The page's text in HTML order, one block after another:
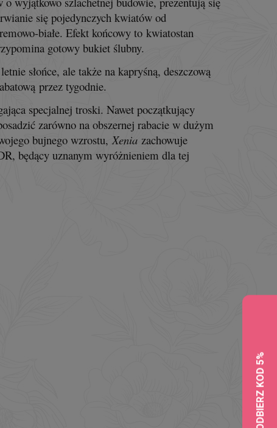
się pojedynczych kwiatów od
białe. Efekt końcowy to kwiatostan
gotowy bukiet ślubny.
słońce, ale także na kapryśną, deszczową
przez tygodnie.
specjalnej troski. Nawet początkujący
zarówno na obszernej rabacie w dużym
bujnego wzrostu,Xenia zachowuje
będący uznanym wyróżnieniem dla tej